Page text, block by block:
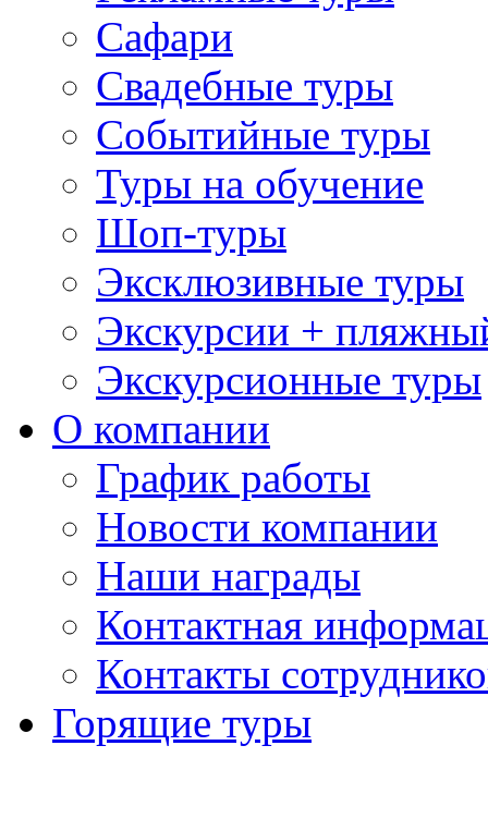
Сафари
Свадебные туры
Событийные туры
Туры на обучение
Шоп-туры
Эксклюзивные туры
Экскурсии +
Экскурсионные туры
О компании
График работы
Новости компании
Наши награды
Контактная
Контакты
Горящие туры